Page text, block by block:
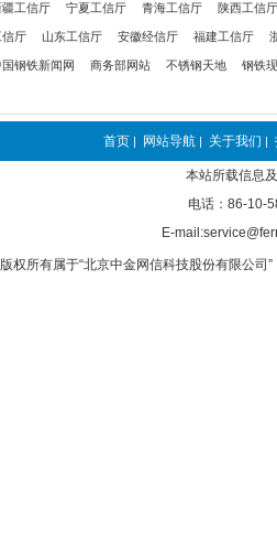
疆工信厅 宁夏工信厅 青海工信厅 陕西工信厅
信厅 山东工信厅 安徽经信厅 福建工信厅
国钢铁新闻网 商务部网站 不锈钢天地 钢铁
首页 | 网站导航 | 关于我们 |
本站所载信息
电话：86-10-
E-
版权所有属于“北京中金网信科技股份有限公司